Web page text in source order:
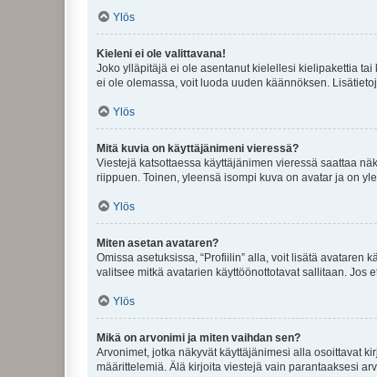
Ylös
Kieleni ei ole valittavana!
Joko ylläpitäjä ei ole asentanut kielellesi kielipakettia
ei ole olemassa, voit luoda uuden käännöksen.
Ylös
Mitä kuvia on käyttäjänimeni vieressä?
Viestejä katsottaessa käyttäjänimen vieressä saattaa
riippuen. Toinen, yleensä isompi kuva on avatar ja on
Ylös
Miten asetan avataren?
Omissa asetuksissa, “Profiilin” alla, voit lisätä avataren
valitsee mitkä avatarien käyttöönottotavat sallitaan. Jos
Ylös
Mikä on arvonimi ja miten vaihdan sen?
Arvonimet, jotka näkyvät käyttäjänimesi alla osoittavat
määrittelemiä. Älä kirjoita viestejä vain parantaaksesi